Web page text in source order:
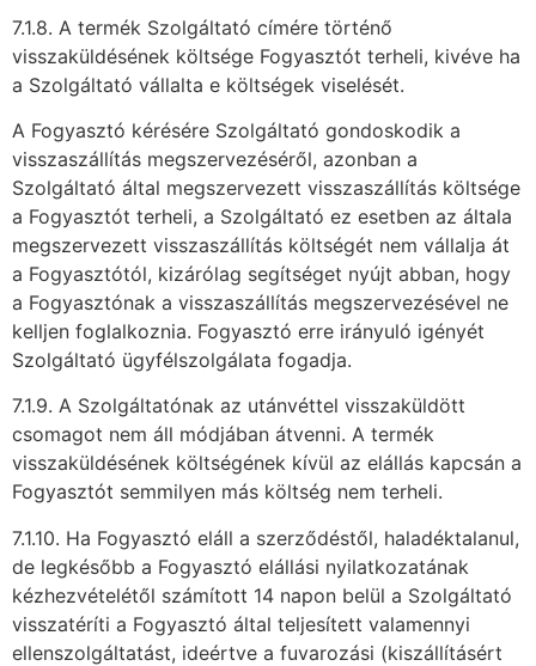
7.1.8. A termék Szolgáltató címére történő
visszaküldésének költsége Fogyasztót terheli, kivéve ha
a Szolgáltató vállalta e költségek viselését.
A Fogyasztó kérésére Szolgáltató gondoskodik a
visszaszállítás megszervezéséről, azonban a
Szolgáltató által megszervezett visszaszállítás költsége
a Fogyasztót terheli, a Szolgáltató ez esetben az általa
megszervezett visszaszállítás költségét nem vállalja át
a Fogyasztótól, kizárólag segítséget nyújt abban, hogy
a Fogyasztónak a visszaszállítás megszervezésével ne
kelljen foglalkoznia. Fogyasztó erre irányuló igényét
Szolgáltató ügyfélszolgálata fogadja.
7.1.9. A Szolgáltatónak az utánvéttel visszaküldött
csomagot nem áll módjában átvenni. A termék
visszaküldésének költségének kívül az elállás kapcsán a
Fogyasztót semmilyen más költség nem terheli.
7.1.10. Ha Fogyasztó eláll a szerződéstől, haladéktalanul,
de legkésőbb a Fogyasztó elállási nyilatkozatának
kézhezvételétől számított 14 napon belül a Szolgáltató
visszatéríti a Fogyasztó által teljesített valamennyi
ellenszolgáltatást, ideértve a fuvarozási (kiszállításért